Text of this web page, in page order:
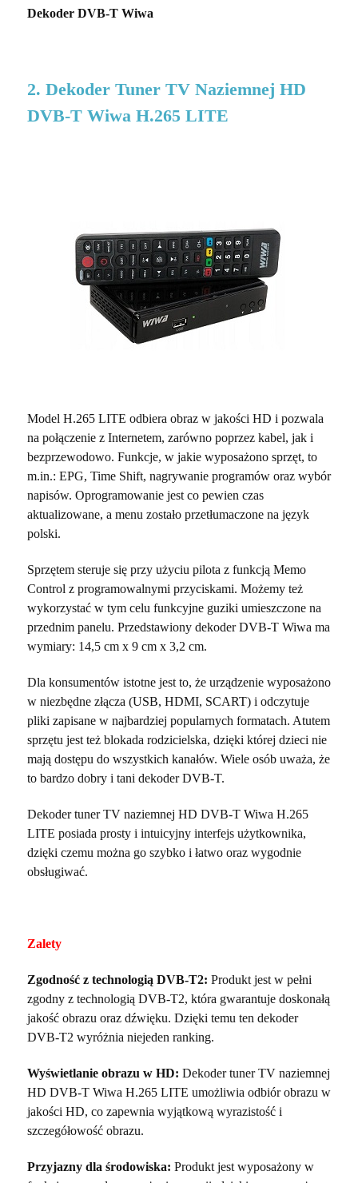
Dekoder DVB-T Wiwa
2. Dekoder Tuner TV Naziemnej HD
DVB-T Wiwa H.265 LITE
Model H.265 LITE odbiera obraz w jakości HD i pozwala
na połączenie z Internetem, zarówno poprzez kabel, jak i
bezprzewodowo. Funkcje, w jakie wyposażono sprzęt, to
m.in.: EPG, Time Shift, nagrywanie programów oraz wybór
napisów. Oprogramowanie jest co pewien czas
aktualizowane, a menu zostało przetłumaczone na język
polski.
Sprzętem steruje się przy użyciu pilota z funkcją Memo
Control z programowalnymi przyciskami. Możemy też
wykorzystać w tym celu funkcyjne guziki umieszczone na
przednim panelu. Przedstawiony dekoder DVB-T Wiwa ma
wymiary: 14,5 cm x 9 cm x 3,2 cm.
Dla konsumentów istotne jest to, że urządzenie wyposażono
w niezbędne złącza (USB, HDMI, SCART) i odczytuje
pliki zapisane w najbardziej popularnych formatach. Atutem
sprzętu jest też blokada rodzicielska, dzięki której dzieci nie
mają dostępu do wszystkich kanałów. Wiele osób uważa, że
to bardzo dobry i tani dekoder DVB-T.
Dekoder tuner TV naziemnej HD DVB-T Wiwa H.265
LITE posiada prosty i intuicyjny interfejs użytkownika,
dzięki czemu można go szybko i łatwo oraz wygodnie
obsługiwać.
Zalety
Zgodność z technologią DVB-T2: Produkt jest w pełni
zgodny z technologią DVB-T2, która gwarantuje doskonałą
jakość obrazu oraz dźwięku. Dzięki temu ten dekoder
DVB-T2 wyróżnia niejeden ranking.
Wyświetlanie obrazu w HD: Dekoder tuner TV naziemnej
HD DVB-T Wiwa H.265 LITE umożliwia odbiór obrazu w
jakości HD, co zapewnia wyjątkową wyrazistość i
szczegółowość obrazu.
Przyjazny dla środowiska: Produkt jest wyposażony w